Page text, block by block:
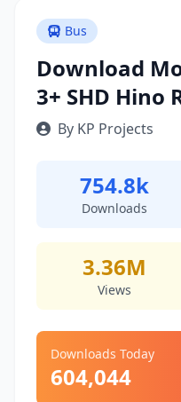
Bus
Download
3+ SHD Hino
By KP Projects
754.8k
Downloads
3.36M
Views
Downloads Today
604,044